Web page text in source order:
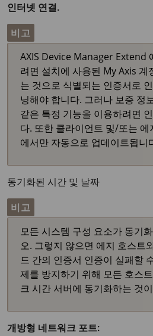
인터넷 연결.
비고
AXIS Device Manager Extend
려면 설치에 사용된 My Axis
는 것으로 식별되는 인증서로
닝해야 합니다. 그러나 보증 정
같은 특정 기능을 이용하려면
다. 또한 클라이언트 및/또는
에서만 자동으로 업데이트됩니
동기화된 시간 및 날짜
비고
모든 시스템 구성 요소가 동기
오. 그렇지 않으면 에지 호스트
드 간의 인증서 인증이 실패할
제를 방지하기 위해 모든 호스
크 시간 서버에 동기화하는 것
개방형 네트워크 포트: